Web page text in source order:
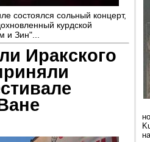
состоялся сольный концерт,
курдской
и Зин"...
Иракского